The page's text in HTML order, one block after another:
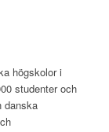
högskolor i
studenter och
danska